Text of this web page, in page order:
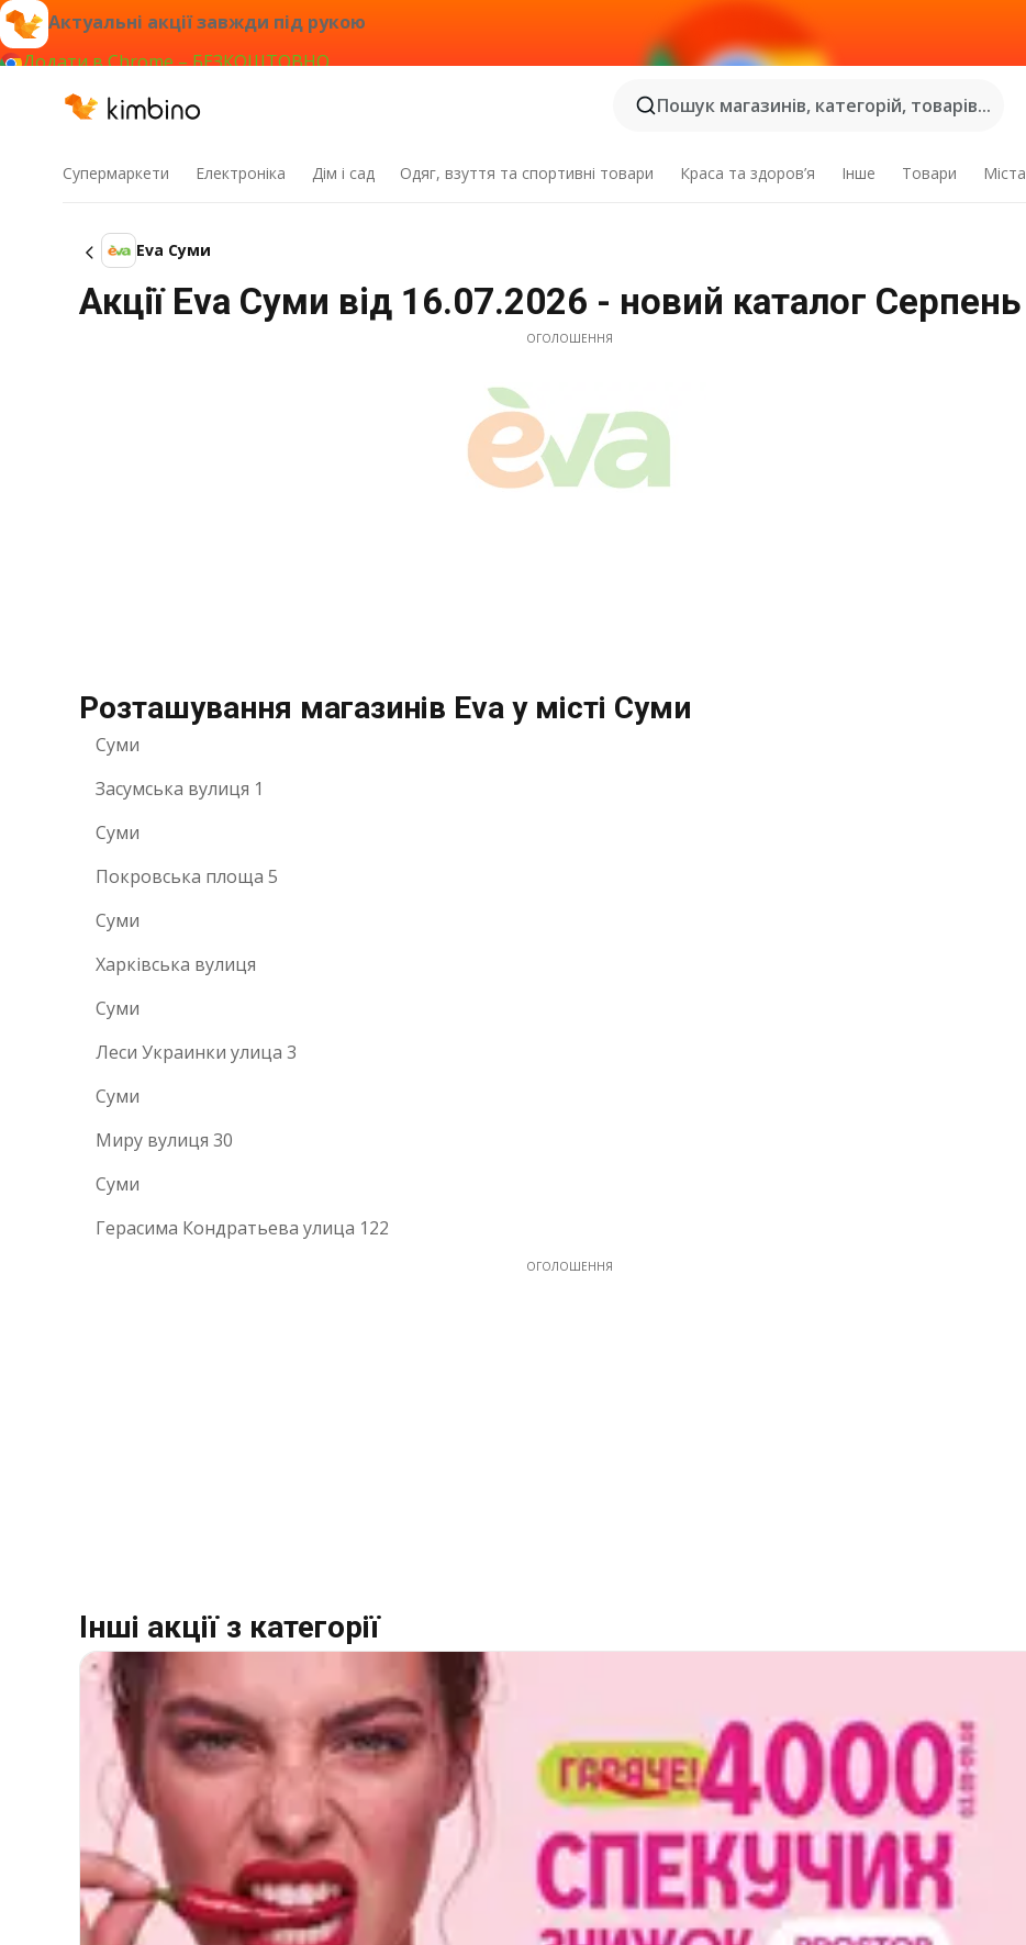
Актуальні акції завжди під рукою
Додати в Chrome – БЕЗКОШТОВНО
Пошук магазинів, категорій, товарів...
Супермаркети Електроніка Дім і сад Одяг, взуття та спортивні товари Краса та здоров’я Інше Товари Міста
Eva Суми
Акції Eva Суми від 16.07.2026 - новий каталог Серпень
ОГОЛОШЕННЯ
Розташування магазинів Eva у місті Суми
Суми
Засумська вулиця 1
Суми
Покровська площа 5
Суми
Харківська вулиця
Суми
Леси Украинки улица 3
Суми
Миру вулиця 30
Суми
Герасима Кондратьева улица 122
ОГОЛОШЕННЯ
Інші акції з категорії